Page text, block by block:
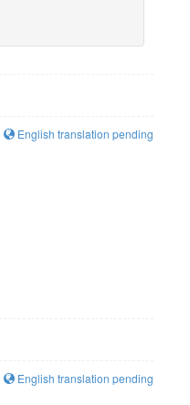
English translation pending
English translation pending